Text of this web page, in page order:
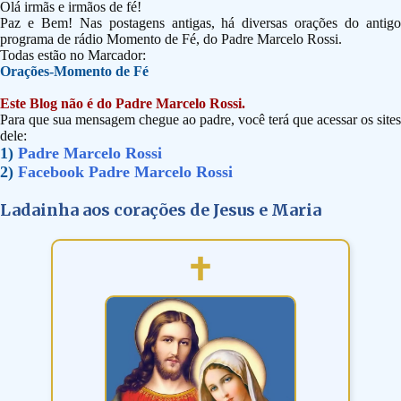
Olá irmãs e irmãos de fé!
Paz e Bem! Nas postagens antigas, há diversas orações do antigo
programa de rádio Momento de Fé, do Padre Marcelo Rossi.
Todas estão no Marcador:
Orações-Momento de Fé
Este Blog não é do Padre Marcelo Rossi.
Para que sua mensagem chegue ao padre, você terá que acessar os sites
dele:
1) Padre Marcelo Rossi
2) Facebook Padre Marcelo Rossi
Ladainha aos corações de Jesus e Maria